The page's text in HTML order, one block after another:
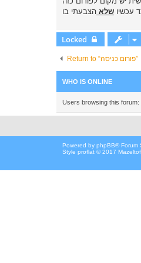
עכשיו שלא
Locked
Return to “פורום כניסה”
WHO IS ONLINE
Users browsing this
Powered by phpBB® Forum
Style proflat © 2017 Mazeltof